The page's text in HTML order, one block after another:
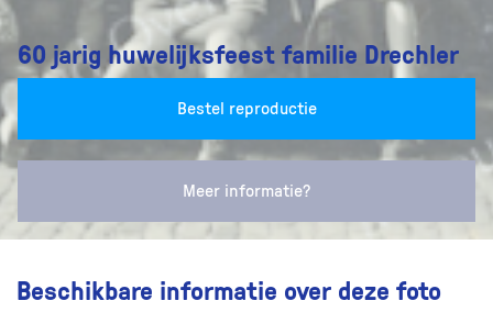
60 jarig huwelijksfeest familie Drechler
Bestel reproductie
Meer informatie?
Beschikbare informatie over deze foto